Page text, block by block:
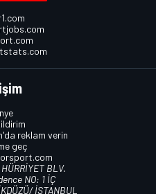
reklam verin
geç
BLV.
NO: 1 İÇ
İSTANBUL